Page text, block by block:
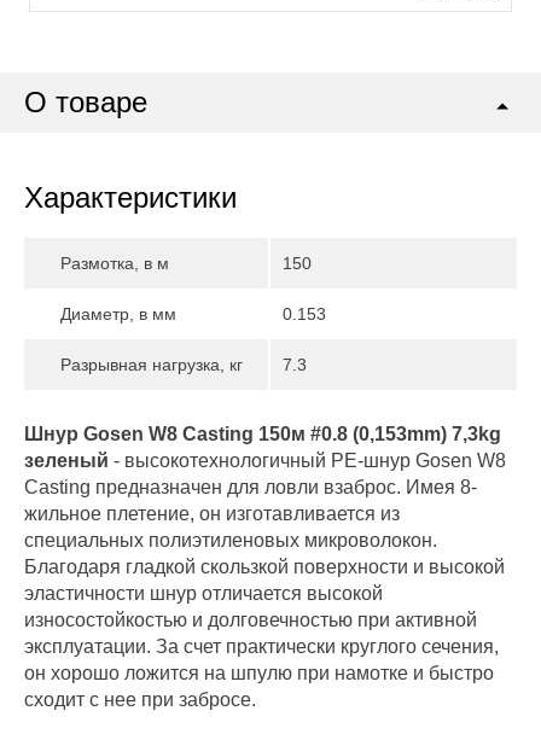
О товаре
Характеристики
Размотка, в м 150
Диаметр, в мм 0.153
Разрывная нагрузка, кг 7.3
Шнур Gosen W8 Casting 150м #0.8 (0,153mm) 7,3kg
зеленый - высокотехнологичный PE-шнур Gosen W8
Сasting предназначен для ловли взаброс. Имея 8-
жильное плетение, он изготавливается из
специальных полиэтиленовых микроволокон.
Благодаря гладкой скользкой поверхности и высокой
эластичности шнур отличается высокой
износостойкостью и долговечностью при активной
эксплуатации. За счет практически круглого сечения,
он хорошо ложится на шпулю при намотке и быстро
сходит с нее при забросе.